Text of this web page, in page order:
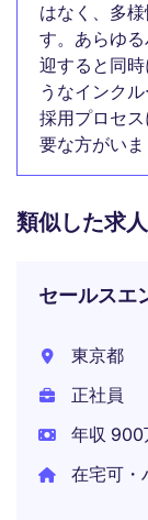
はなく、多
す。あらゆ
迎すると同
うなインク
採用プロセ
要な方がいま
類似した求人
セールスエ
東京都
正社員
年収 900
在宅可・